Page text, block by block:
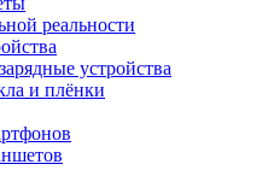
реальности
устройства
и плёнки